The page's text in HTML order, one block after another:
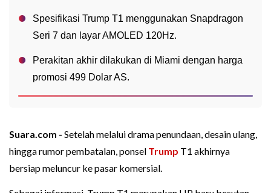
Spesifikasi Trump T1 menggunakan Snapdragon
Seri 7 dan layar AMOLED 120Hz.
Perakitan akhir dilakukan di Miami dengan harga
promosi 499 Dolar AS.
Suara.com - Setelah melalui drama penundaan, desain ulang,
hingga rumor pembatalan, ponsel Trump T1 akhirnya
bersiap meluncur ke pasar komersial.